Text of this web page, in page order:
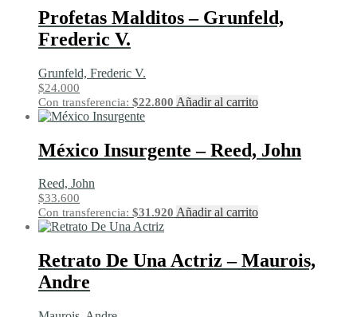
Profetas Malditos – Grunfeld,
Frederic V.
Grunfeld, Frederic V.
$24.000
Con transferencia: $22.800 Añadir al carrito
México Insurgente – Reed, John
Reed, John
$33.600
Con transferencia: $31.920 Añadir al carrito
Retrato De Una Actriz – Maurois,
Andre